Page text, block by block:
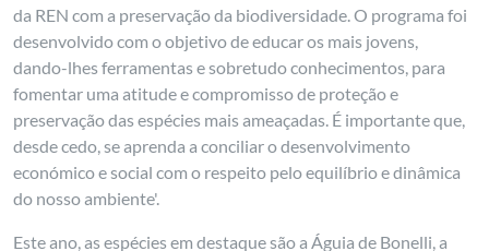
da REN com a preservação da biodiversidade. O programa foi
desenvolvido com o objetivo de educar os mais jovens,
dando-lhes ferramentas e sobretudo conhecimentos, para
fomentar uma atitude e compromisso de proteção e
preservação das espécies mais ameaçadas. É importante que,
desde cedo, se aprenda a conciliar o desenvolvimento
económico e social com o respeito pelo equilíbrio e dinâmica
do nosso ambiente'.
Este ano, as espécies em destaque são a Águia de Bonelli, a